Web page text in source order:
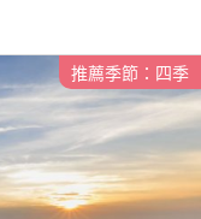
推薦季節：四季